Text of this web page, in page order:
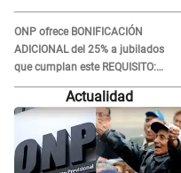
indebidos: "Pido respetar la
presunción de inocencia"
ONP ofrece BONIFICACIÓN
ADICIONAL del 25% a jubilados
que cumplan este REQUISITO:
revisa si accedes aquí
Actualidad